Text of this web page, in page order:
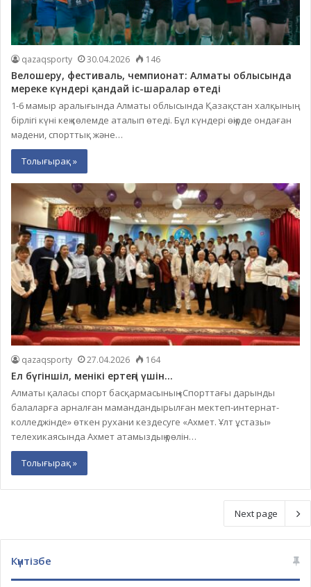
qazaqsporty 30.04.2026 146
Велошеру, фестиваль, чемпионат: Алматы облысында
мереке күндері қандай іс-шаралар өтеді
1-6 мамыр аралығында Алматы облысында Қазақстан халқының
бірлігі күні кең көлемде аталып өтеді. Бұл күндері өңірде ондаған
мәдени, спорттық және…
Толығырақ »
qazaqsporty 27.04.2026 164
Ел бүгіншіл, менікі ертеңгі үшін…
Алматы қаласы спорт басқармасының «Спорттағы дарынды
балаларға арналған мамандандырылған мектеп-интернат-
колледжінде» өткен рухани кездесуге «Ахмет. Ұлт ұстазы»
телехикаясында Ахмет атамыздың рөлін…
Толығырақ »
Next page
Күнтізбе